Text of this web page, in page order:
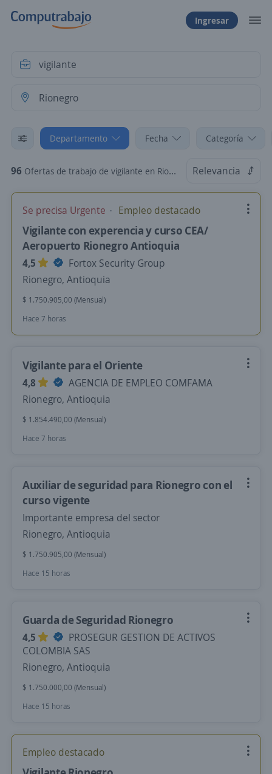
Ingresar
Departamento Fecha Categoría
96 Ofertas de trabajo de vigilante en Rionegro, Antioquia Relevancia
Se precisa Urgente Empleo destacado
Vigilante con experencia y curso CEA/
Aeropuerto Rionegro Antioquia
4,5
Fortox Security Group
Rionegro, Antioquia
$ 1.750.905,00 (Mensual)
Hace 7 horas
Vigilante para el Oriente
4,8
AGENCIA DE EMPLEO COMFAMA
Rionegro, Antioquia
$ 1.854.490,00 (Mensual)
Hace 7 horas
Auxiliar de seguridad para Rionegro con el
curso vigente
Importante empresa del sector
Rionegro, Antioquia
$ 1.750.905,00 (Mensual)
Hace 15 horas
Guarda de Seguridad Rionegro
4,5
PROSEGUR GESTION DE ACTIVOS
COLOMBIA SAS
Rionegro, Antioquia
$ 1.750.000,00 (Mensual)
Hace 15 horas
Empleo destacado